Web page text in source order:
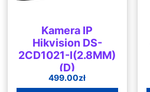
Kamera IP
Hikvision DS-
2CD1021-I(2.8MM)
(D)
499.00zł